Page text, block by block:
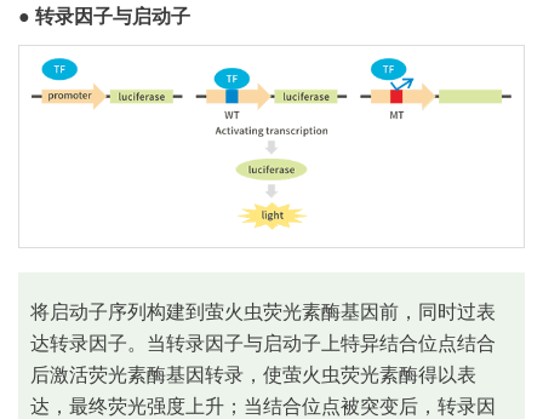
● 转录因⼦与启动⼦
将启动子序列构建到萤火虫荧光素酶基因前，同时过表
达转录因子。当转录因子与启动子上特异结合位点结合
后激活荧光素酶基因转录，使萤火虫荧光素酶得以表
达，最终荧光强度上升；当结合位点被突变后，转录因